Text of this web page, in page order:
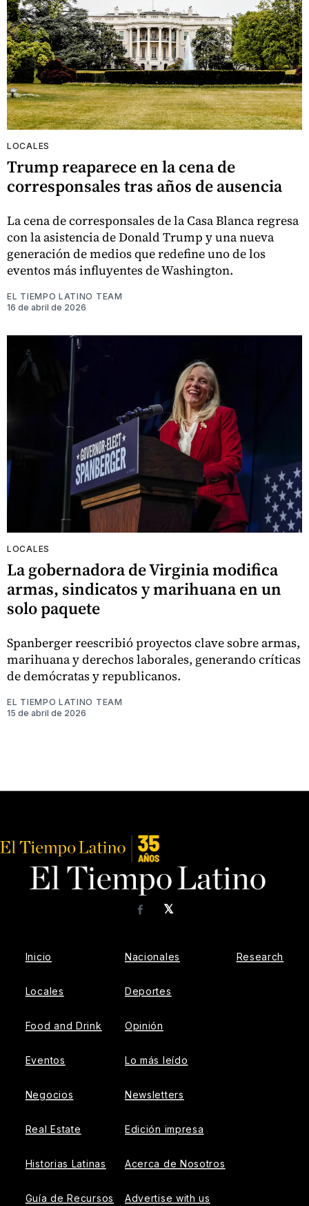
LOCALES
Trump reaparece en la cena de
corresponsales tras años de ausencia
La cena de corresponsales de la Casa Blanca regresa
con la asistencia de Donald Trump y una nueva
generación de medios que redefine uno de los
eventos más influyentes de Washington.
EL TIEMPO LATINO TEAM
16 de abril de 2026
LOCALES
La gobernadora de Virginia modifica
armas, sindicatos y marihuana en un
solo paquete
Spanberger reescribió proyectos clave sobre armas,
marihuana y derechos laborales, generando críticas
de demócratas y republicanos.
EL TIEMPO LATINO TEAM
15 de abril de 2026
𝕏
Facebook
Inicio
Locales
Food and Drink
Eventos
Negocios
Real Estate
Historias Latinas
Guía de Recursos
Nacionales
Deportes
Opinión
Lo más leído
Newsletters
Edición impresa
Acerca de Nosotros
Advertise with us
Research